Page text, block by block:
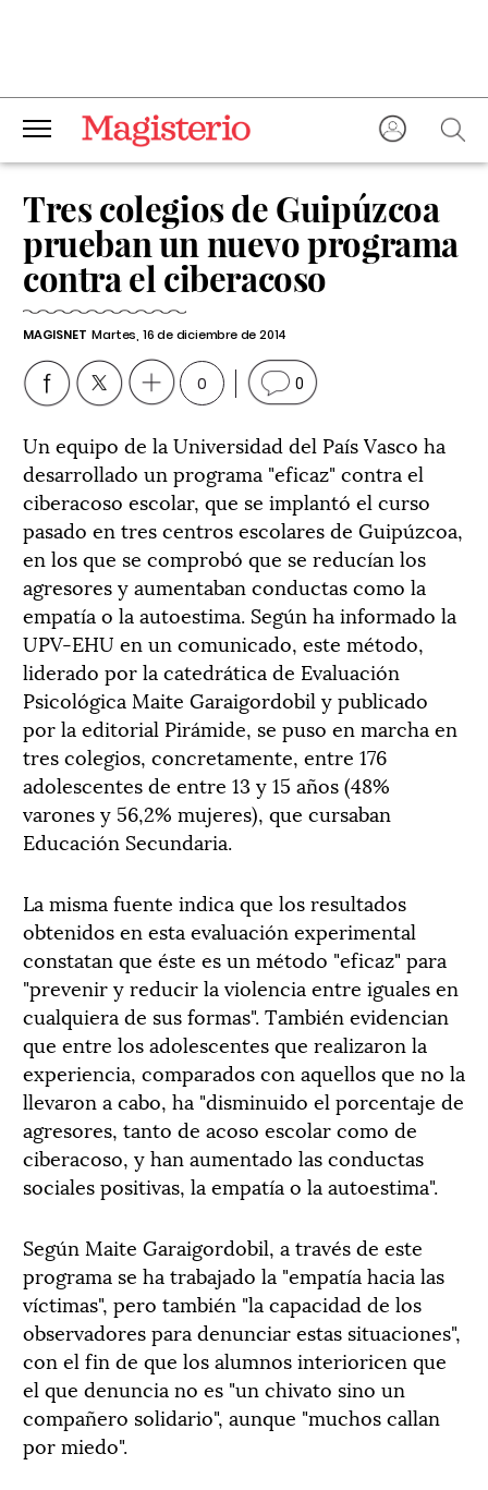
Tres colegios de Guipúzcoa
prueban un nuevo programa
contra el ciberacoso
MAGISNET Martes, 16 de diciembre de 2014
0 0
Un equipo de la Universidad del País Vasco ha
desarrollado un programa "eficaz" contra el
ciberacoso escolar, que se implantó el curso
pasado en tres centros escolares de Guipúzcoa,
en los que se comprobó que se reducían los
agresores y aumentaban conductas como la
empatía o la autoestima. Según ha informado la
UPV-EHU en un comunicado, este método,
liderado por la catedrática de Evaluación
Psicológica Maite Garaigordobil y publicado
por la editorial Pirámide, se puso en marcha en
tres colegios, concretamente, entre 176
adolescentes de entre 13 y 15 años (48%
varones y 56,2% mujeres), que cursaban
Educación Secundaria.
La misma fuente indica que los resultados
obtenidos en esta evaluación experimental
constatan que éste es un método "eficaz" para
"prevenir y reducir la violencia entre iguales en
cualquiera de sus formas". También evidencian
que entre los adolescentes que realizaron la
experiencia, comparados con aquellos que no la
llevaron a cabo, ha "disminuido el porcentaje de
agresores, tanto de acoso escolar como de
ciberacoso, y han aumentado las conductas
sociales positivas, la empatía o la autoestima".
Según Maite Garaigordobil, a través de este
programa se ha trabajado la "empatía hacia las
víctimas", pero también "la capacidad de los
observadores para denunciar estas situaciones",
con el fin de que los alumnos interioricen que
el que denuncia no es "un chivato sino un
compañero solidario", aunque "muchos callan
por miedo".